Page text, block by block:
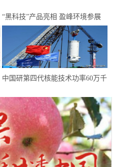
“黑科技”产品亮相 盈峰环境参展
中国环博会广州展受热捧
中国研第四代核能技术功率60万千